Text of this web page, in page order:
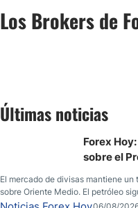
Los Brokers de
Últimas noticias
Forex
sobre el
El mercado de divisas mantiene
sobre Oriente Medio. El petróleo
fortaleza y los operadores esperan